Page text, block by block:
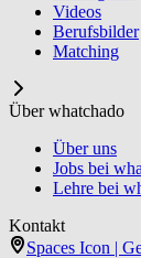
Videos
Berufsbilder
Matching
Über whatchado
Über uns
Jobs bei
Lehre bei
Kontakt
Spaces Icon |